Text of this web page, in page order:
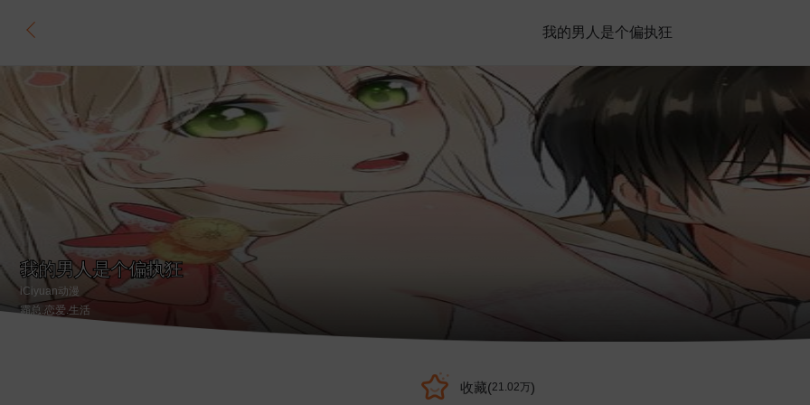
我的男人是个偏执狂
我的男人是个偏执狂
iCiyuan动漫
霸总.恋爱.生活
收藏(21.02万)